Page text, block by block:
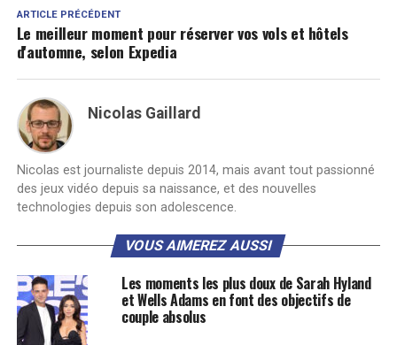
ARTICLE PRÉCÉDENT
Le meilleur moment pour réserver vos vols et hôtels
d'automne, selon Expedia
Nicolas Gaillard
Nicolas est journaliste depuis 2014, mais avant tout passionné
des jeux vidéo depuis sa naissance, et des nouvelles
technologies depuis son adolescence.
VOUS AIMEREZ AUSSI
Les moments les plus doux de Sarah Hyland
et Wells Adams en font des objectifs de
couple absolus